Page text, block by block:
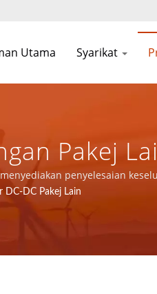
Utama Syarikat
Pakej
menyediakan penyelesaian
DC-DC Pakej Lain